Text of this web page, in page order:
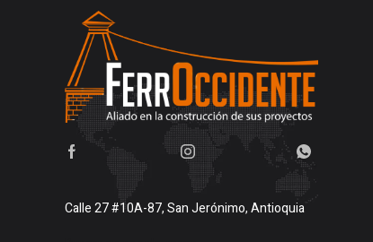
Calle 27 #10A-87, San Jerónimo, Antioquia